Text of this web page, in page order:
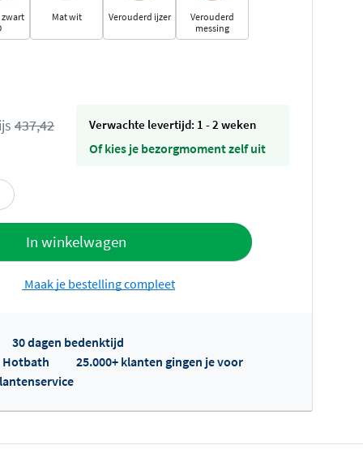
Mat wit Verouderd ijzer
Verouderd
messing
437,42 Verwachte levertijd: 1 - 2 weken
Of kies je bezorgmoment zelf uit
In winkelwagen
offerte
Maak je bestelling compleet
30 dagen bedenktijd
Hotbath
25.000+ klanten gingen je voor